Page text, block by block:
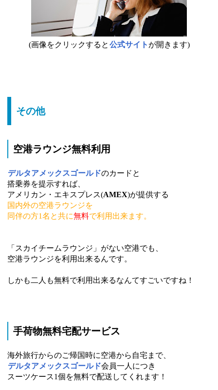
(画像をクリックすると 公式サイト が開きます)
その他
空港ラウンジ無料利用
デルタアメックスゴールドのカードと
搭乗券を提示すれば、
アメリカン・エキスプレス(AMEX)が提供する
国内外の空港ラウンジを
同伴の方1名と共に無料で利用出来ます。
「スカイチームラウンジ」がない空港でも、
空港ラウンジを利用出来るんです。
しかも二人も無料で利用出来るなんてすごいですね！
手荷物無料宅配サービス
海外旅行からのご帰国時に空港から自宅まで、
デルタアメックスゴールド会員一人につき
スーツケース1個を無料で配送してくれます！